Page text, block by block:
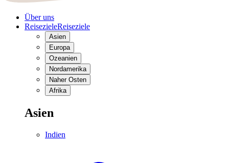
Über uns
ReisezieleReiseziele
Asien
Europa
Ozeanien
Nordamerika
Naher Osten
Afrika
Asien
Indien